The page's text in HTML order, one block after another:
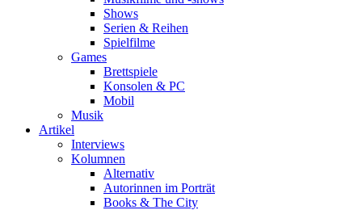
Shows
Serien & Reihen
Spielfilme
Games
Brettspiele
Konsolen & PC
Mobil
Musik
Artikel
Interviews
Kolumnen
Alternativ
Autorinnen im Porträt
Books & The City